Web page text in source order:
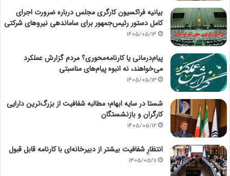
بیانیه فراکسیون کارگری مجلس درباره ضرورت اجرای
کامل دستور رئیس‌جمهور برای ساماندهی نیروهای شرکتی
1405/05/14
پیام‌درمانی یا کارنامه‌محوری؟ مردم گزارش عملکرد
می‌خواهند، نه انبوه پیام‌های مناسبتی
1405/05/13
شستا در سایه ابهام؛ مطالبه شفافیت از بزرگ‌ترین دارایی
کارگران و بازنشستگان
1405/05/12
انتظارِ شفافیت بیشتر از دبیرخانه‌ای با کارنامه قابل قبول
1405/05/11